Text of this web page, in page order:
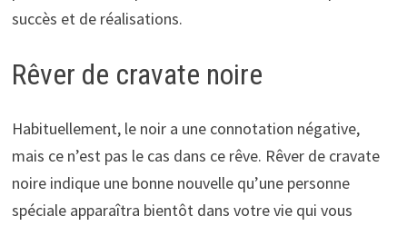
succès et de réalisations.
Rêver de cravate noire
Habituellement, le noir a une connotation négative,
mais ce n’est pas le cas dans ce rêve. Rêver de cravate
noire indique une bonne nouvelle qu’une personne
spéciale apparaîtra bientôt dans votre vie qui vous